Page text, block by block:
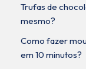
Trufas de
mesmo?
Como fazer
em 10 minutos?